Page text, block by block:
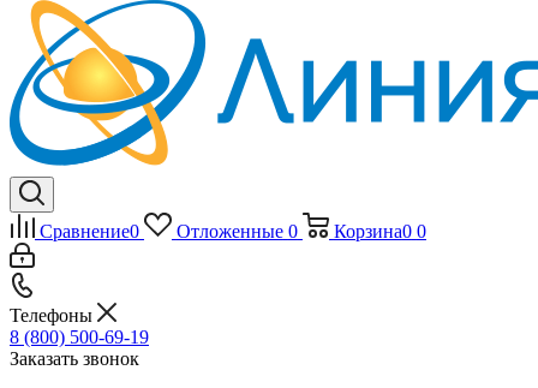
Сравнение0 Отложенные 0 Корзина0 0
Телефоны
8 (800) 500-69-19
Заказать звонок